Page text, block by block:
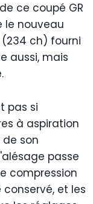
ce coupé GR
le nouveau
(234 ch) fourni
aussi, mais
pas si
à aspiration
son
passe
compression
conservé, et les